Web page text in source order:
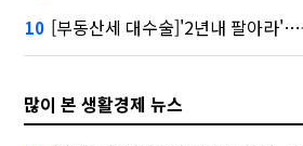
10 [부동산세 대수술]'2년내 팔아라
많이 본 생활경제 뉴스